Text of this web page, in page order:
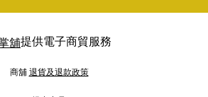
提供電子商貿服務
商舖退貨及退款政策